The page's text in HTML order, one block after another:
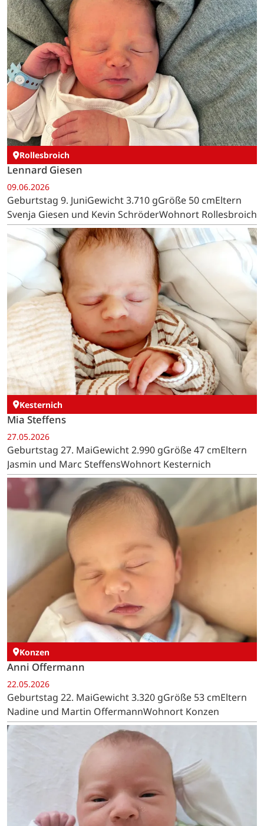
Rollesbroich
Lennard Giesen
09.06.2026
Geburtstag 9. JuniGewicht 3.710 gGröße 50 cmEltern
Svenja Giesen und Kevin SchröderWohnort Rollesbroich
Kesternich
Mia Steffens
27.05.2026
Geburtstag 27. MaiGewicht 2.990 gGröße 47 cmEltern
Jasmin und Marc SteffensWohnort Kesternich
Konzen
Anni Offermann
22.05.2026
Geburtstag 22. MaiGewicht 3.320 gGröße 53 cmEltern
Nadine und Martin OffermannWohnort Konzen